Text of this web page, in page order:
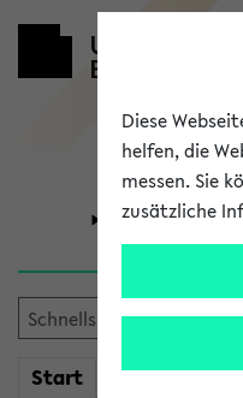
Universität
Start meineKVV
Diese
helfen, die
messen. Sie
zusätzliche